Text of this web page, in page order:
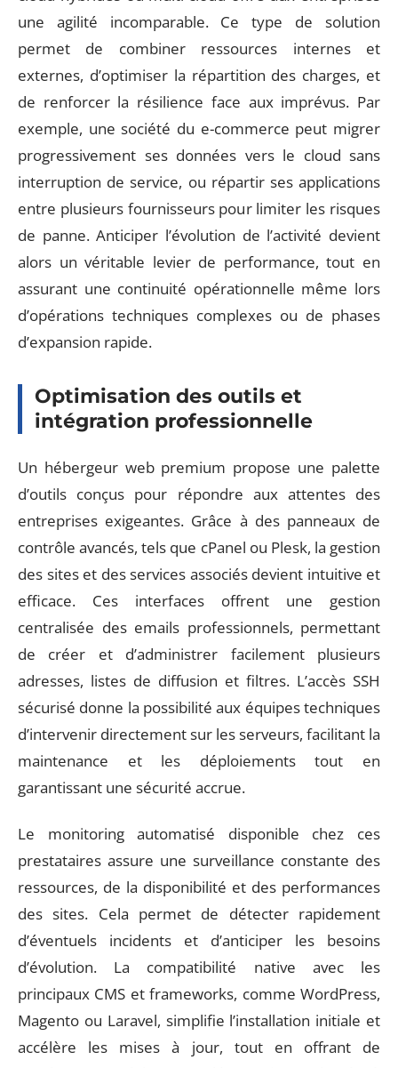
une agilité incomparable. Ce type de solution
permet de combiner ressources internes et
externes, d’optimiser la répartition des charges, et
de renforcer la résilience face aux imprévus. Par
exemple, une société du e-commerce peut migrer
progressivement ses données vers le cloud sans
interruption de service, ou répartir ses applications
entre plusieurs fournisseurs pour limiter les risques
de panne. Anticiper l’évolution de l’activité devient
alors un véritable levier de performance, tout en
assurant une continuité opérationnelle même lors
d’opérations techniques complexes ou de phases
d’expansion rapide.
Optimisation des outils et
intégration professionnelle
Un hébergeur web premium propose une palette
d’outils conçus pour répondre aux attentes des
entreprises exigeantes. Grâce à des panneaux de
contrôle avancés, tels que cPanel ou Plesk, la gestion
des sites et des services associés devient intuitive et
efficace. Ces interfaces offrent une gestion
centralisée des emails professionnels, permettant
de créer et d’administrer facilement plusieurs
adresses, listes de diffusion et filtres. L’accès SSH
sécurisé donne la possibilité aux équipes techniques
d’intervenir directement sur les serveurs, facilitant la
maintenance et les déploiements tout en
garantissant une sécurité accrue.
Le monitoring automatisé disponible chez ces
prestataires assure une surveillance constante des
ressources, de la disponibilité et des performances
des sites. Cela permet de détecter rapidement
d’éventuels incidents et d’anticiper les besoins
d’évolution. La compatibilité native avec les
principaux CMS et frameworks, comme WordPress,
Magento ou Laravel, simplifie l’installation initiale et
accélère les mises à jour, tout en offrant de